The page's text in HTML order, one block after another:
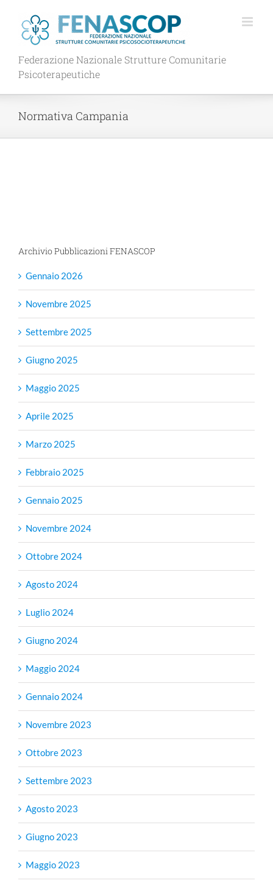
contenuto
Federazione Nazionale Strutture Comunitarie
Psicoterapeutiche
Normativa Campania
Archivio Pubblicazioni FENASCOP
Gennaio 2026
Novembre 2025
Settembre 2025
Giugno 2025
Maggio 2025
Aprile 2025
Marzo 2025
Febbraio 2025
Gennaio 2025
Novembre 2024
Ottobre 2024
Agosto 2024
Luglio 2024
Giugno 2024
Maggio 2024
Gennaio 2024
Novembre 2023
Ottobre 2023
Settembre 2023
Agosto 2023
Giugno 2023
Maggio 2023